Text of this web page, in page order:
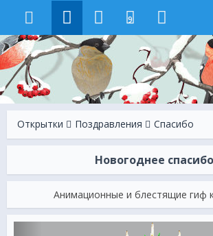
9
Открытки Поздравления Спасибо
Новогоднее спасибо
Анимационные и блестящие гиф